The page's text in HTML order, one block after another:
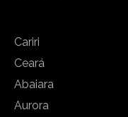
Cariri
Ceará
Abaiara
Aurora